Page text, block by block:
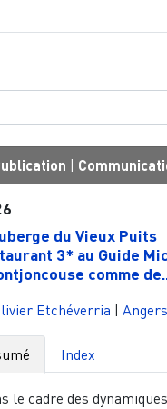
|
du Vieux Puits
3* au Guide
comme
Etchéverria |Angers
Index
le cadre des dynamiques